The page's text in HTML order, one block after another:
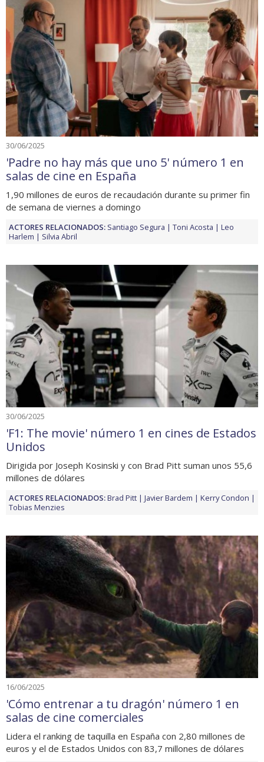
30/06/2025
'Padre no hay más que uno 5' número 1 en
salas de cine en España
1,90 millones de euros de recaudación durante su primer fin
de semana de viernes a domingo
ACTORES RELACIONADOS: Santiago Segura Toni Acosta
Leo
Harlem
Silvia Abril
30/06/2025
'F1: The movie' número 1 en cines de Estados
Unidos
Dirigida por Joseph Kosinski y con Brad Pitt suman unos 55,6
millones de dólares
ACTORES RELACIONADOS:Brad Pitt Javier Bardem
Kerry Condon
Tobias Menzies
16/06/2025
'Cómo entrenar a tu dragón' número 1 en
salas de cine comerciales
Lidera el ranking de taquilla en España con 2,80 millones de
euros y el de Estados Unidos con 83,7 millones de dólares